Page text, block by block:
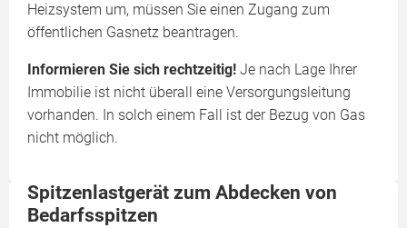
Heizsystem um, müssen Sie einen Zugang zum
öffentlichen Gasnetz beantragen.
Informieren Sie sich rechtzeitig! Je nach Lage Ihrer
Immobilie ist nicht überall eine Versorgungsleitung
vorhanden. In solch einem Fall ist der Bezug von Gas
nicht möglich.
Spitzenlastgerät zum Abdecken von
Bedarfsspitzen